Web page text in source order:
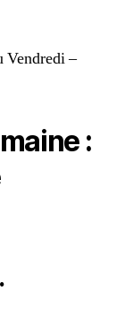
Vendredi –
: